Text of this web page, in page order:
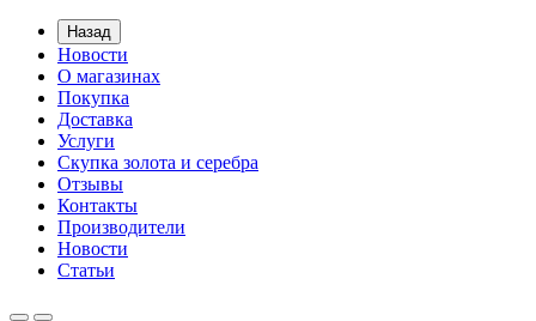
Назад
Новости
О магазинах
Покупка
Доставка
Услуги
Скупка золота и серебра
Отзывы
Контакты
Производители
Новости
Статьи